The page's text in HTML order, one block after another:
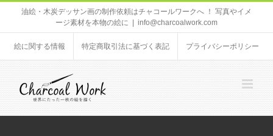
content
油絵・木炭デッサン画の制作依頼はチャコールワークへ ！ 写真やイメ
ージ素材を本物の絵に
info@charcoalwork.com
絵に関する情報 特定商取引法に基づく表記 プライバシーポリシー